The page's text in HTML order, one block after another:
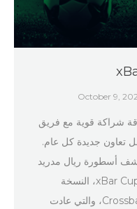
October 9,
علاقة شراكة قوية مع فريق
تعاون جديدة كل عام.
دبي للفوركس 2024، كشف أسطورة ريال مدريد
روبيرتو كارلوس عن مسابقة xBar Cup 2025، النسخة
المطوّرة من مسابقة Crossbar Challenge، والتي عادت